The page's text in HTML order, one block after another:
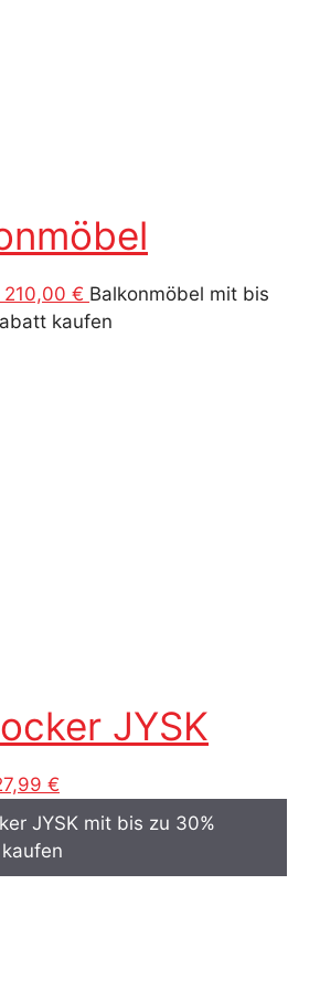
Ursprünglicher
Preis
210,00 € Aktueller
Preis
Balkonmöbel mit bis
kaufen
JYSK
Preis
war:
39,99 €
€
Preis
ist:
JYSK mit bis zu 30%